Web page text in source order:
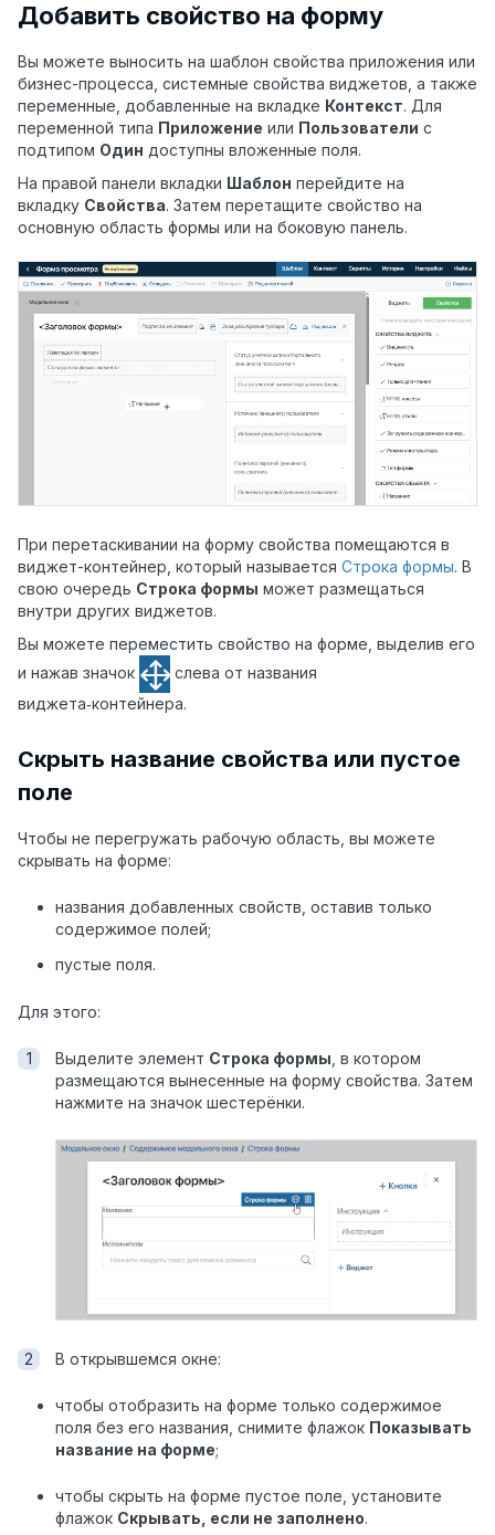
Добавить свойство на форму
Вы можете выносить на шаблон свойства приложения или
бизнес-процесса, системные свойства виджетов, а также
переменные, добавленные на вкладке Контекст. Для
переменной типа Приложение или Пользователи с
подтипом Один доступны вложенные поля.
На правой панели вкладки Шаблон перейдите на
вкладку Свойства. Затем перетащите свойство на
основную область формы или на боковую панель.
При перетаскивании на форму свойства помещаются в
виджет-контейнер, который называется Строка формы. В
свою очередь Строка формы может размещаться
внутри других виджетов.
Вы можете переместить свойство на форме, выделив его
и нажав значок
слева от названия
виджета‑контейнера.
Скрыть название свойства или пустое
поле
Чтобы не перегружать рабочую область, вы можете
скрывать на форме:
названия добавленных свойств, оставив только
содержимое полей;
пустые поля.
Для этого:
Выделите элемент Строка формы , в котором
размещаются вынесенные на форму свойства. Затем
нажмите на значок шестерёнки.
В открывшемся окне:
чтобы отобразить на форме только содержимое
поля без его названия, снимите флажок Показывать
название на форме;
чтобы скрыть на форме пустое поле, установите
флажок Скрывать, если не заполнено.